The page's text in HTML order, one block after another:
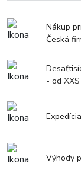
Nákup
Česká
- od
Výhody